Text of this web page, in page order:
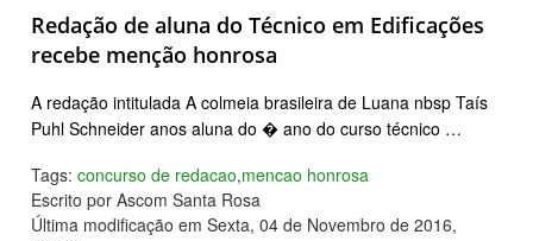
Redação de aluna do Técnico em Edificações
recebe menção honrosa
A redação intitulada A colmeia brasileira de Luana nbsp Taís
Puhl Schneider anos aluna do � ano do curso técnico …
Tags: concurso de redacao,mencao honrosa
Escrito por Ascom Santa Rosa
Última modificação em Sexta, 04 de Novembro de 2016,